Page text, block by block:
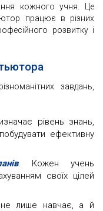
кожного учня. Це
працює в різних
розвитку і
завдань,
рівень знань,
ефективну
. Кожен учень
своїх цілей
лише навчає, а й